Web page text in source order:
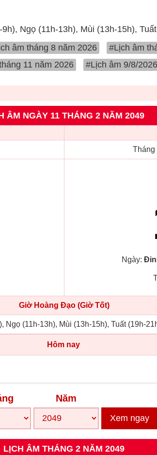
Ngọ (11h-13h), Mùi (13h-15h),
âm tháng 8 năm 2026
#Lịch âm
11 năm 2026 #Lịch âm 9/8/2026
ÂM NGÀY 11 THÁNG 2 NĂM 2049
Tháng
Ngày:
Giờ Hoàng Đạo (Giờ Tốt)
Ngọ (11h-13h), Mùi (13h-15h), Tuất (19h-
Hôm nay
Năm
Xem ngay
LỊCH ÂM THÁNG 2 NĂM 2049